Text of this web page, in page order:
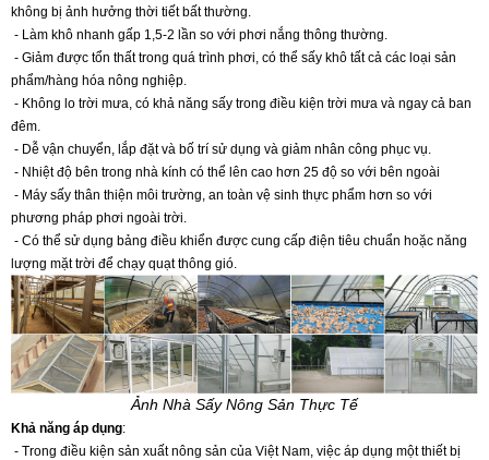
không bị ảnh hưởng thời tiết bất thường.
- Làm khô nhanh gấp 1,5-2 lần so với phơi nắng thông thường.
- Giảm được tổn thất trong quá trình phơi, có thể sấy khô tất cả các loại sản
phẩm/hàng hóa nông nghiệp.
- Không lo trời mưa, có khả năng sấy trong điều kiện trời mưa và ngay cả ban
đêm.
- Dễ vận chuyển, lắp đặt và bố trí sử dụng và giảm nhân công phục vụ.
- Nhiệt độ bên trong nhà kính có thể lên cao hơn 25 độ so với bên ngoài
- Máy sấy thân thiện môi trường, an toàn vệ sinh thực phẩm hơn so với
phương pháp phơi ngoài trời.
- Có thể sử dụng bảng điều khiển được cung cấp điện tiêu chuẩn hoặc năng
lượng mặt trời để chạy quạt thông gió.
Ảnh Nhà Sấy Nông Sản Thực Tế
Khả năng áp dụng:
- Trong điều kiện sản xuất nông sản của Việt Nam, việc áp dụng một thiết bị